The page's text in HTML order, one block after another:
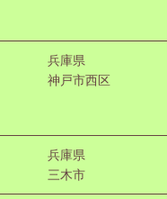
兵庫県
神戸市西区
兵庫県
三木市